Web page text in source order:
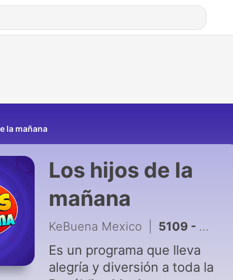
la mañana
Los hijos de la
mañana
KeBuena Mexico 5109 - Pa' Arriba 4 de agosto 2026
Es un programa que lleva
alegría y diversión a toda la